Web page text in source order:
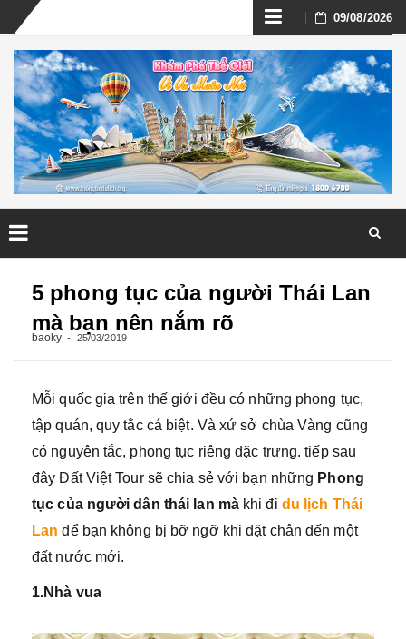
Skip
to
content
09/08/2026
5 phong tục của người Thái Lan
mà bạn nên nắm rõ
baoky 25/03/2019
Mỗi quốc gia trên thế giới đều có những phong tục,
tập quán, quy tắc cá biệt. Và xứ sở chùa Vàng cũng
có nguyên tắc, phong tục riêng đặc trưng. tiếp sau
đây Đất Việt Tour sẽ chia sẻ với bạn những Phong
tục của người dân thái lan mà khi đi du lịch Thái
Lan để bạn không bị bỡ ngỡ khi đặt chân đến một
đất nước mới.
1.Nhà vua